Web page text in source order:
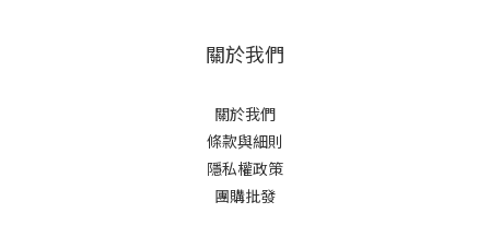
關於我們
關於我們
條款與細則
隱私權政策
團購批發